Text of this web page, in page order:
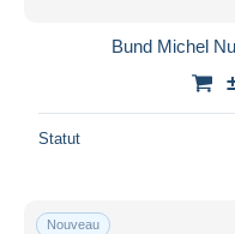
Bund Michel
Statut
Nouveau